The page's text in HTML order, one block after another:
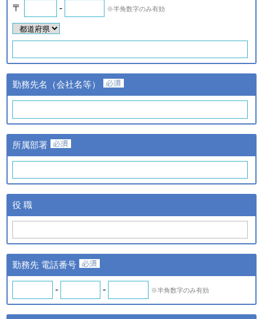
ｂ．資料請求・問合せに伴
い取得した個人情報
て取得した個人情報
名、所属部署名、アンケート
紙またはデータファイルによ
③当該情報の提供先
株式会社日経BPマーケティ
ト
ｃ．スキル診断システムの
ご利用に伴い取得した個人
情報
ｄ．全国スキル調査へのご
協力に伴い取得した個人情
報
氏名、氏名カナ、メールアド
レス、勤務先名、所属部署
②提供の手段又は方法
る提供。
よびｂの場合はスキル診断シ
◆ 登録情報の開示・訂正について
できるだけ正確かつ最新の内容で管理します。皆さまからお申
し出があったときは、登録情報の開示を行います。また、内容
が正確でないなどのお申し出があったときは、その内容を確認
し必要に応じて登録情報の追加・変更・訂正または削除等を行
〒 - ※半角数字のみ有効
勤務先名（会社名等）
所属部署
役 職
勤務先 電話番号
- - ※半角数字のみ有効